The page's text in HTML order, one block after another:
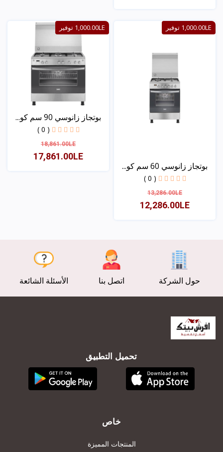
عرض
1,000.00LE توفير
بوتجاز زانوسي 60 سم كو...
( 0 )
13,286.00LE
12,286.00LE
1,000.00LE توفير
بوتجاز زانوسي 90 سم كو...
( 0 )
18,861.00LE
17,861.00LE
حول الشركة اتصل بنا الأسئلة الشائعة
تحميل التطبيق
خاص
المنتجات المميزة